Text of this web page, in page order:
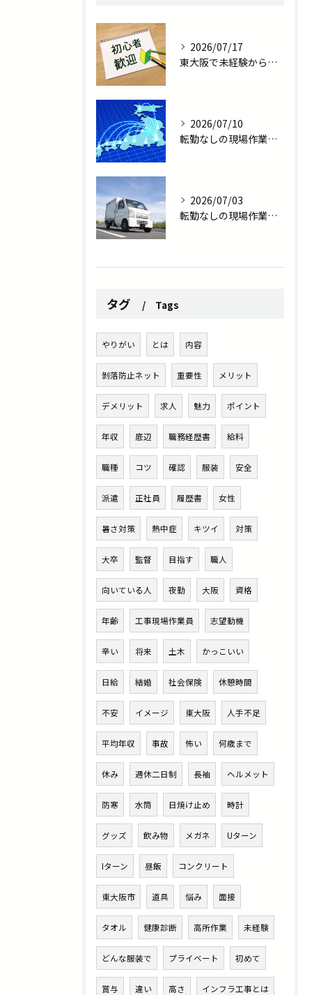
2026/07/17
東大阪で未経験から職人へ｜転勤なしの現場作業員で一生モノの技術を
2026/07/10
転勤なしの現場作業員求人｜東大阪で家族との時間を守る新しい働き方
2026/07/03
転勤なしの現場作業員求人を探している方へ｜プライベート充実の新しい働き方
タグ Tags
やりがい とは 内容
剝落防止ネット 重要性 メリット
デメリット 求人 魅力 ポイント
年収 底辺 職務経歴書 給料
職種 コツ 確認 服装 安全
派遣 正社員 履歴書 女性
暑さ対策 熱中症 キツイ 対策
大卒 監督 目指す 職人
向いている人 夜勤 大阪 資格
年齢 工事現場作業員 志望動機
辛い 将来 土木 かっこいい
日給 結婚 社会保険 休憩時間
不安 イメージ 東大阪 人手不足
平均年収 事故 怖い 何歳まで
休み 週休二日制 長袖 ヘルメット
防寒 水筒 日焼け止め 時計
グッズ 飲み物 メガネ Uターン
Iターン 昼飯 コンクリート
東大阪市 道具 悩み 面接
タオル 健康診断 高所作業 未経験
どんな服装で プライベート 初めて
賞与 違い 高さ インフラ工事とは